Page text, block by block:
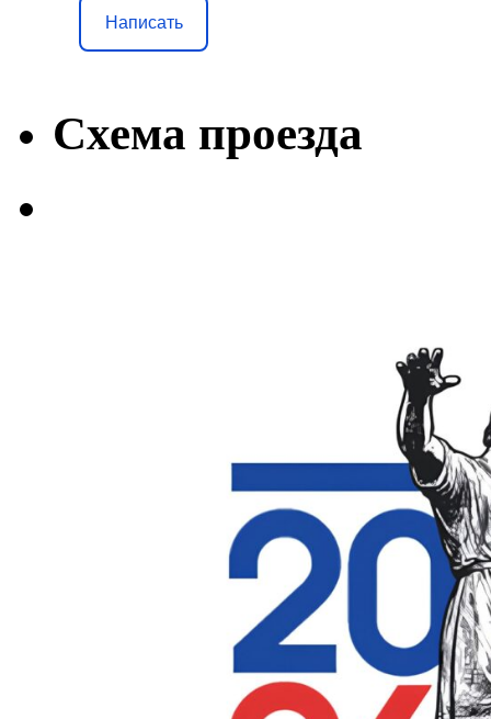
Написать
Схема проезда